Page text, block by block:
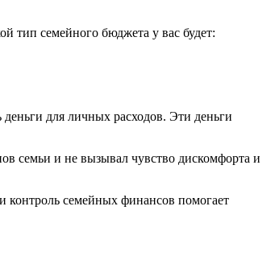
тип семейного бюджета у вас будет:
для личных расходов. Эти деньги
семьи и не вызывал чувство дискомфорта и
контроль семейных финансов помогает